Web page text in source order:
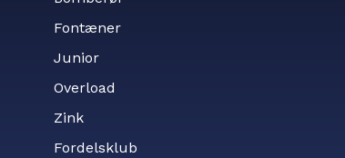
Fontæner
Junior
Overload
Zink
Fordelsklub